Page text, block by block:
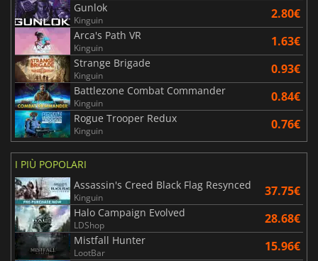
Gunlok
Kinguin 2.80€
Arca's Path VR
Kinguin 1.63€
Strange Brigade
Kinguin 0.93€
Battlezone Combat Commander
Kinguin 0.84€
Rogue Trooper Redux
Kinguin 0.76€
I PIÙ POPOLARI
Assassin's Creed Black Flag Resynced
Kinguin 37.75€
Halo Campaign Evolved
LDShop 28.68€
Mistfall Hunter
LootBar 15.96€